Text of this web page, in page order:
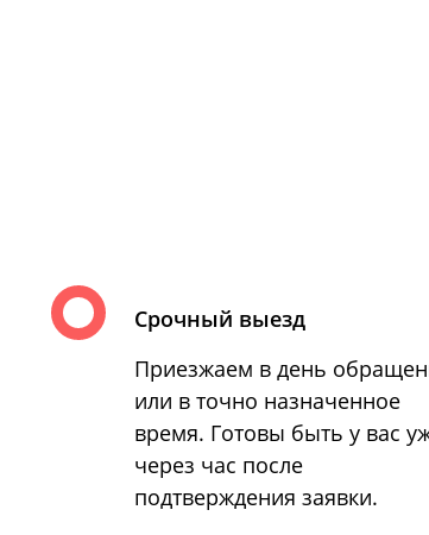
Срочный выезд
Приезжаем в день
или в точно назначенное
время. Готовы быть у вас
через час после
подтверждения заявки.